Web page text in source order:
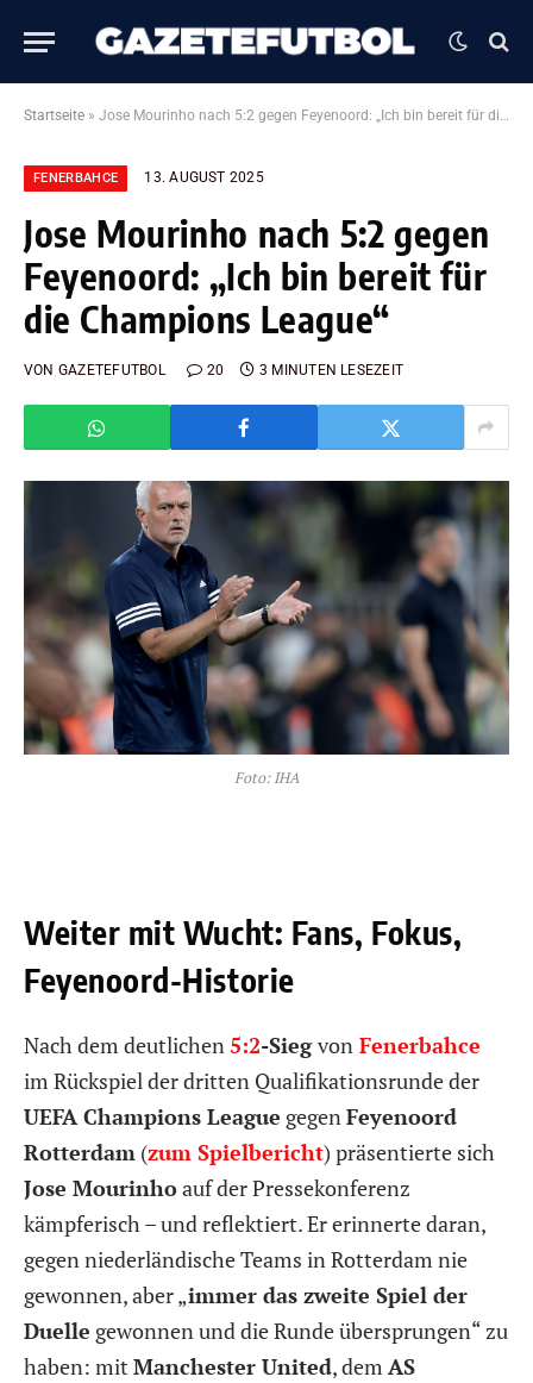
Startseite » Jose Mourinho nach 5:2 gegen Feyenoord: „Ich bin bereit für die Champions League“
FENERBAHCE 13. AUGUST 2025
Jose Mourinho nach 5:2 gegen
Feyenoord: „Ich bin bereit für
die Champions League“
VON GAZETEFUTBOL 20 3 MINUTEN LESEZEIT
Foto: IHA
Weiter mit Wucht: Fans, Fokus,
Feyenoord-Historie
Nach dem deutlichen5:2-Siegvon Fenerbahce
im Rückspiel der dritten Qualifikationsrunde der
UEFA Champions League gegenFeyenoord
Rotterdam (zum Spielbericht) präsentierte sich
Jose Mourinhoauf der Pressekonferenz
kämpferisch – und reflektiert. Er erinnerte daran,
gegen niederländische Teams in Rotterdam nie
gewonnen, aber „immer das zweite Spiel der
Duelle gewonnen und die Runde übersprungen“ zu
haben: mit Manchester United, dem AS